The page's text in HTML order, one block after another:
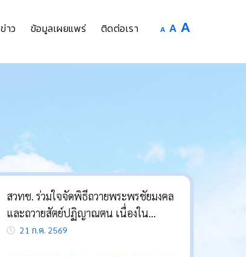
ข่าว ข้อมูลเผยแพร่ ติดต่อเรา A Decrease
A Reset
size.
A
size.
สวทช. ร่วมใจจัดพิธีถวายพระพรชัยมงคล
และถวายสัตย์ปฏิญาณตน เนื่องใน
โอกาสวันเฉลิมพระชนมพรรษา
21 ก.ค. 2569